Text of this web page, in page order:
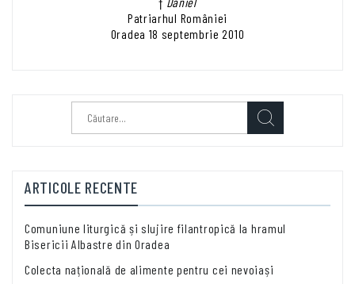
Patriarhul României
Oradea 18 septembrie 2010
după:
ARTICOLE RECENTE
Comuniune liturgică și slujire filantropică la hramul
Bisericii Albastre din Oradea
Colecta națională de alimente pentru cei nevoiași